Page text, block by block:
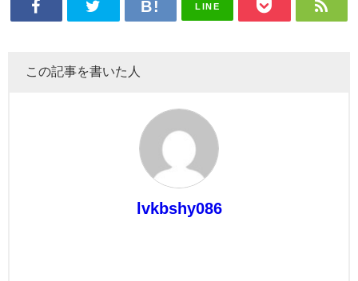
LINE
この記事を書いた人
lvkbshy086